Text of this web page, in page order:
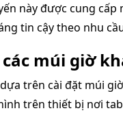
này được cung cấp
tin cậy theo nhu
múi giờ
trên cài đặt múi
trên thiết bị nơi